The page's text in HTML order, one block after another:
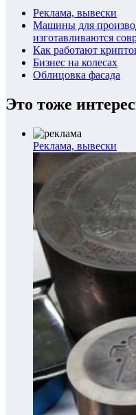
Реклама, вывески
Машины для
изготавливаются
Как работают
Бизнес на колесах
Облицовка фасада
Это тоже
Реклама, вывески